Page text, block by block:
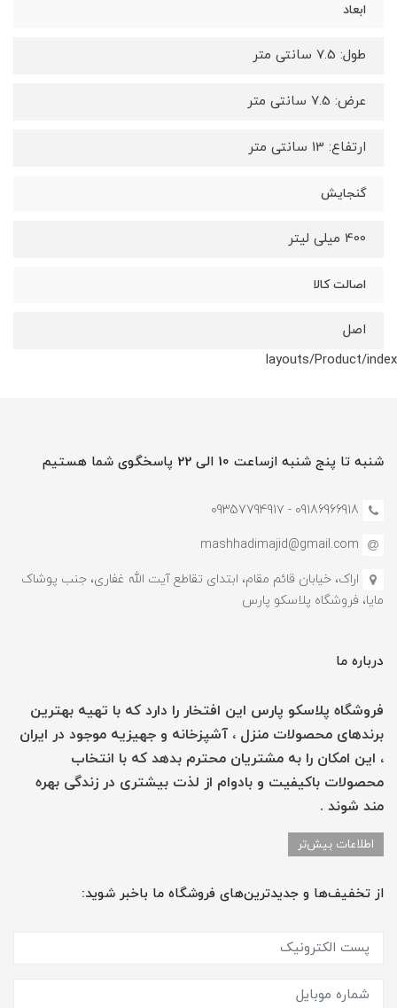
ابعاد
طول: 7.5 سانتی متر
عرض: 7.5 سانتی متر
ارتفاع: 13 سانتی متر
گنجایش
400 میلی لیتر
اصالت کالا
اصل
layouts/Product/index
شنبه تا پنج شنبه ازساعت 10 الی 22 پاسخگوی شما هستیم
09186966918 - 0935779491۷
mashhadimajid@gmail.com
اراک، خیابان قائم مقام، ابتدای تقاطع آیت الله غفاری، جنب پوشاک
مایا، فروشگاه پلاسکو پارس
درباره ما
فروشگاه پلاسکو پارس این افتخار را دارد که با تهیه بهترین
برندهای محصولات منزل ، آشپزخانه و جهیزیه موجود در ایران
، این امکان را به مشتریان محترم بدهد که با انتخاب
محصولات باکیفیت و بادوام از لذت بیشتری در زندگی بهره
مند شوند .
اطلاعات بیش‌تر
از تخفیف‌ها و جدیدترین‌های فروشگاه ما باخبر شوید: